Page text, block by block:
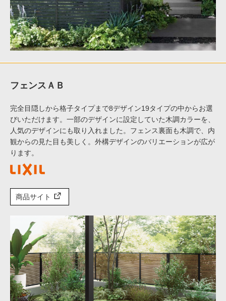
フェンスＡＢ
完全目隠しから格子タイプまで8デザイン19タイプの中からお選
びいただけます。一部のデザインに設定していた木調カラーを、
人気のデザインにも取り入れました。フェンス裏面も木調で、内
観からの見た目も美しく。外構デザインのバリエーションが広が
ります。
商品サイト